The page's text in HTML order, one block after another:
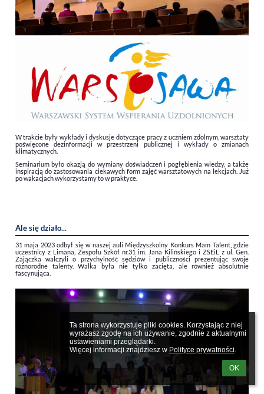
Ta strona wykorzystuje pliki cookies. Korzystając z niej
wyrażasz zgodę na ich używanie, zgodnie z aktualnymi
ustawieniami przeglądarki.
Więcej informacji znajdziesz w Polityce prywatności.
OK
W trakcie były wykłady i dyskusje dotyczące pracy z uczniem zdolnym,warsztaty
poświęcone dezinformacji w przestrzeni publicznej i wykłady o zmianach
klimatycznych.
Seminarium było okazją do wymiany doświadczeń i pogłębienia wiedzy, a także
inspiracją do zastosowania ciekawych form zajęć warsztatowych na lekcjach. Już
po wakacjach wykorzystamy to w praktyce.
Ale się działo...
31 maja 2023 odbył się w naszej auli Międzyszkolny Konkurs Mam Talent, gdzie
uczestnicy z Limana, Zespołu Szkół nr.31 im. Jana Kilińskiego i ZSEiL z ul. Gen.
Zajączka walczyli o przychylność sędziów i publiczności prezentując swoje
różnorodne talenty. Walka była nie tylko zacięta, ale również absolutnie
fascynująca.